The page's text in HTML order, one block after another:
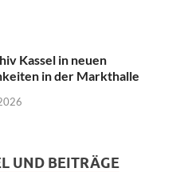
Kassel in neuen
in der Markthalle
UND BEITRÄGE